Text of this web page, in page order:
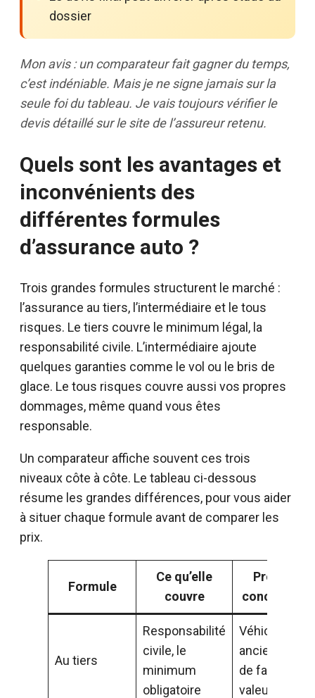
dossier
Mon avis : un comparateur fait gagner du temps,
c’est indéniable. Mais je ne signe jamais sur la
seule foi du tableau. Je vais toujours vérifier le
devis détaillé sur le site de l’assureur retenu.
Quels sont les avantages et
inconvénients des
différentes formules
d’assurance auto ?
Trois grandes formules structurent le marché :
l’assurance au tiers, l’intermédiaire et le tous
risques. Le tiers couvre le minimum légal, la
responsabilité civile. L’intermédiaire ajoute
quelques garanties comme le vol ou le bris de
glace. Le tous risques couvre aussi vos propres
dommages, même quand vous êtes
responsable.
Un comparateur affiche souvent ces trois
niveaux côte à côte. Le tableau ci-dessous
résume les grandes différences, pour vous aider
à situer chaque formule avant de comparer les
prix.
Formule
Ce qu’elle
couvre
Profil
concerné
Au tiers
Responsabilité
civile, le
minimum
obligatoire
Véhicule
ancien ou
de faible
valeur